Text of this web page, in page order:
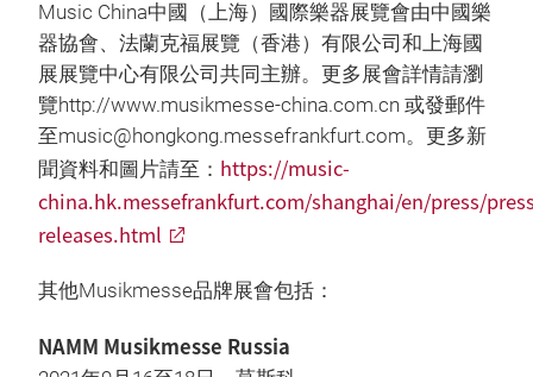
Music China中國（上海）國際樂器展覽會由中國樂
器協會、法蘭克福展覽（香港）有限公司和上海國
展展覽中心有限公司共同主辦。更多展會詳情請瀏
覽http://www.musikmesse-china.com.cn 或發郵件
至music@hongkong.messefrankfurt.com。更多新
聞資料和圖片請至： https://music-
china.hk.messefrankfurt.com/shanghai/en/press/
releases.html
其他Musikmesse品牌展會包括：
NAMM Musikmesse Russia